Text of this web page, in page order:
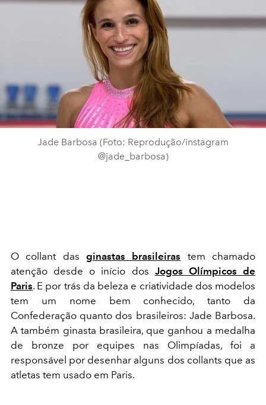
Jade Barbosa (Foto: Reprodução/instagram
@jade_barbosa)
O collant das ginastas brasileiras tem chamado
atenção desde o início dos Jogos Olímpicos de
Paris. E por trás da beleza e criatividade dos modelos
tem um nome bem conhecido, tanto da
Confederação quanto dos brasileiros: Jade Barbosa.
A também ginasta brasileira, que ganhou a medalha
de bronze por equipes nas Olimpíadas, foi a
responsável por desenhar alguns dos collants que as
atletas tem usado em Paris.